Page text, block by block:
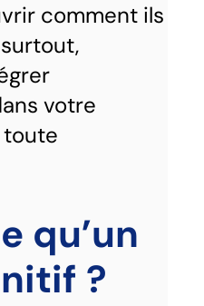
comment ils
votre
toute
qu’un
?